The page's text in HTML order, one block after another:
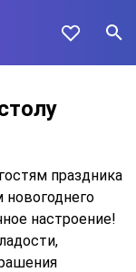
праздника
настроение!